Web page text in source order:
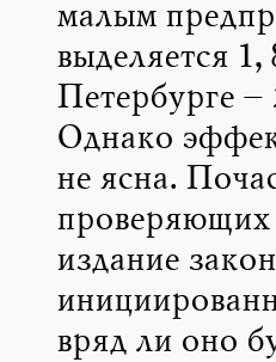
малым
выделяется
Петербурге –
Однако
не ясна.
проверяющих
издание
вряд ли оно